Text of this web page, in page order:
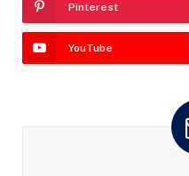
Pinterest
YouTube